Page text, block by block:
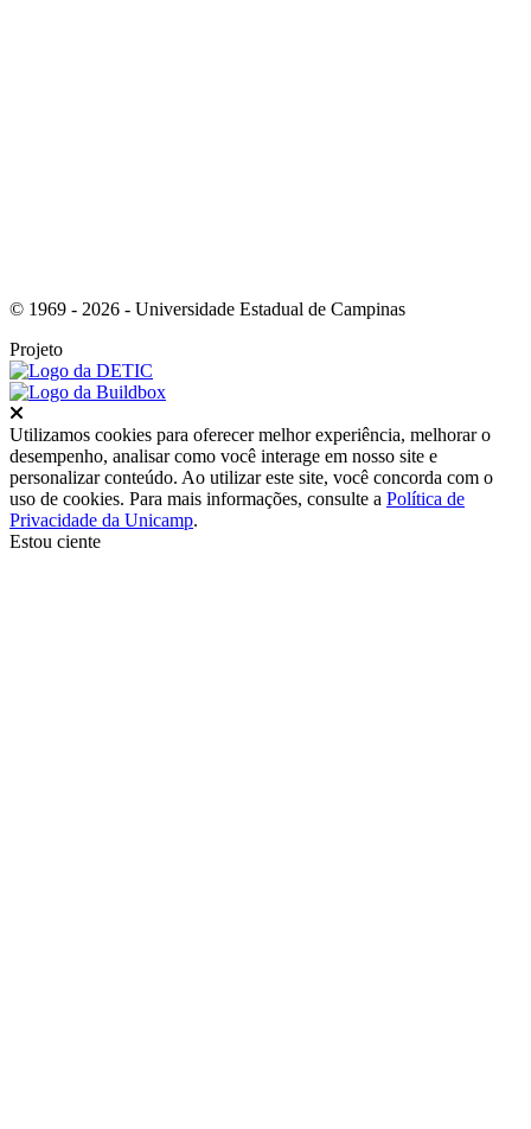
© 1969 - 2026 - Universidade Estadual de Campinas
Projeto
Utilizamos cookies para oferecer melhor experiência, melhorar o
desempenho, analisar como você interage em nosso site e
personalizar conteúdo. Ao utilizar este site, você concorda com o
uso de cookies. Para mais informações, consulte a Política de
Privacidade da Unicamp.
Estou ciente